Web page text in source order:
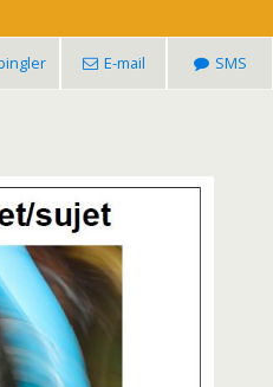
E-mail SMS